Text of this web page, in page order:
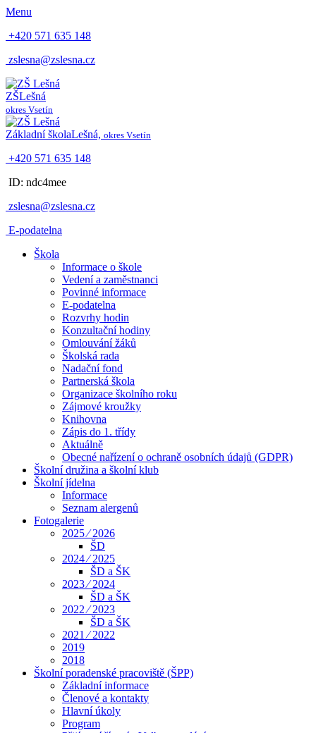
Menu
+420 571 635 148
zslesna@zslesna.cz
ZŠLešná
okres Vsetín
Základní školaLešná, okres Vsetín
+420 571 635 148
ID: ndc4mee
zslesna@zslesna.cz
E-podatelna
Škola
Informace o škole
Vedení a zaměstnanci
Povinné informace
E-podatelna
Rozvrhy hodin
Konzultační hodiny
Omlouvání žáků
Školská rada
Nadační fond
Partnerská škola
Organizace školního roku
Zájmové kroužky
Knihovna
Zápis do 1. třídy
Aktuálně
Obecné nařízení o ochraně osobních údajů (GDPR)
Školní družina a školní klub
Školní jídelna
Informace
Seznam alergenů
Fotogalerie
2025 ⁄ 2026
ŠD
2024 ⁄ 2025
ŠD a ŠK
2023 ⁄ 2024
ŠD a ŠK
2022 ⁄ 2023
ŠD a ŠK
2021 ⁄ 2022
2019
2018
Školní poradenské pracoviště (ŠPP)
Základní informace
Členové a kontakty
Hlavní úkoly
Program